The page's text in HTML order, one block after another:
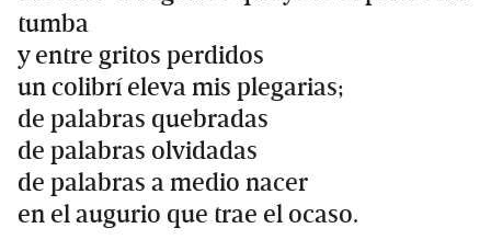
tumba
y entre gritos perdidos
un colibrí eleva mis plegarias;
de palabras quebradas
de palabras olvidadas
de palabras a medio nacer
en el augurio que trae el ocaso.